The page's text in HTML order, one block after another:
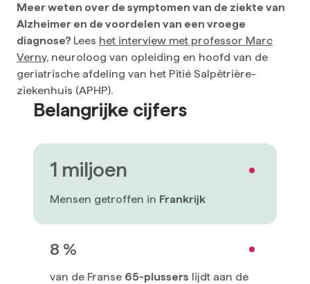
Meer weten over de symptomen van de ziekte van
Alzheimer en de voordelen van een vroege
diagnose? Lees het interview met professor Marc
Verny, neuroloog van opleiding en hoofd van de
geriatrische afdeling van het Pitié Salpêtrière-
ziekenhuis (APHP).
Belangrijke cijfers
1 miljoen
Mensen getroffen in Frankrijk
8 %
van de Franse 65-plussers lijdt aan de